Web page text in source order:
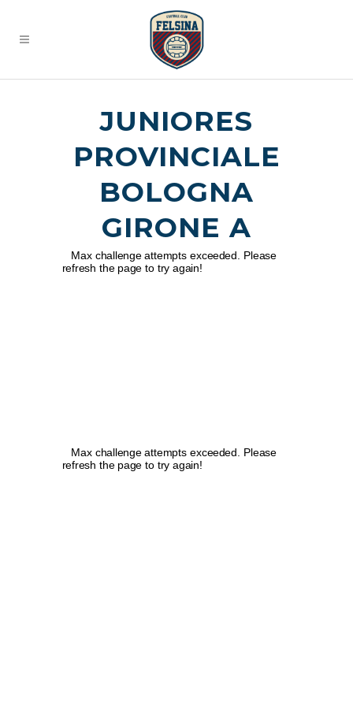
JUNIORES
PROVINCIALE
BOLOGNA
GIRONE A